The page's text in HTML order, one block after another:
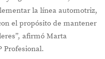
la línea automotriz,
el propósito de mantener
afirmó Marta
Profesional.